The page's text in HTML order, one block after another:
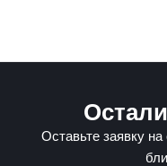
Оставьте заявку